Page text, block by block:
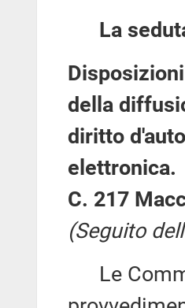
La
della
diritto
elettronica.
C. 217
(Seguito
Le